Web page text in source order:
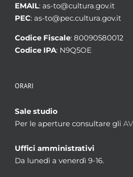
EMAIL: as-to@cultura.gov.it
PEC: as-to@pec.cultura.gov.it
Codice Fiscale: 80090580012
Codice IPA: N9Q5OE
ORARI
Sale studio
Per le aperture consultare gli
Uffici amministrativi
Da lunedì a venerdì 9-16.